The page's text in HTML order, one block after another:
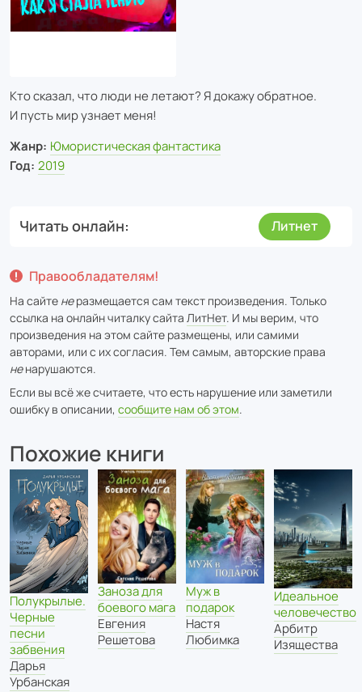
Кто сказал, что люди не летают? Я докажу обратное.
И пусть мир узнает меня!
Жанр: Юмористическая фантастика
Год: 2019
Читать онлайн Литнет
Правообладателям!
На сайте неразмещается сам текст произведения. Только
ссылка на онлайн читалку сайта ЛитНет. И мы верим, что
произведения на этом сайте размещены, или самими
авторами, или с их согласия. Тем самым, авторские права
ненарушаются.
Если вы всё же считаете, что есть нарушение или заметили
ошибку в описании, сообщите нам об этом.
Похожие книги
Полукрылые.
Черные
песни
забвения
Дарья
Урбанская
Заноза для
боевого мага
Евгения
Решетова
Муж в
подарок
Настя
Любимка
Идеальное
человечество
Арбитр
Изящества